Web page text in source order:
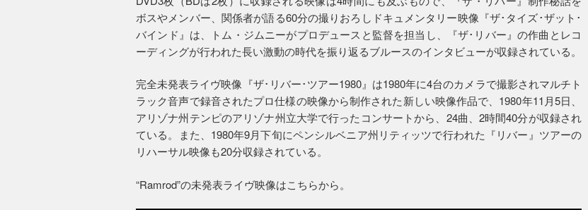
ボスやメンバー、関係者が語る60分の撮りおろしドキュメンタリー映像『ザ･タイズ･ザット･
バインド』は、トム・ジムニーがプロデュースと監督を担当し、『ザ･リバー』の作曲とレコ
ーディングが行われた長い激動の時代を振り返るブルースのインタビューが収録されている。
完全未発表ライヴ映像『ザ･リバー･ツアー1980』は1980年に4台のカメラで撮影されマルチト
ラック音声で録音されたプロ仕様の映像から制作された新しい映像作品で、1980年11月5日、
アリゾナ州テンピのアリゾナ州立大学で行ったコンサートから、24曲、2時間40分が収録され
ている。また、1980年9月下旬にペンシルベニア州リティッツで行われた『リバー』ツアーの
リハーサル映像も20分収録されている。
“Ramrod”の未発表ライヴ映像はこちらから。